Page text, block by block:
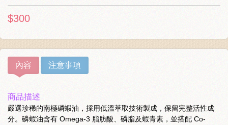
$300
內容 注意事項
商品描述
嚴選珍稀的南極磷蝦油，採用低溫萃取技術製成，保留完整活性成
分。磷蝦油含有 Omega-3 脂肪酸、磷脂及蝦青素，並搭配 Co-